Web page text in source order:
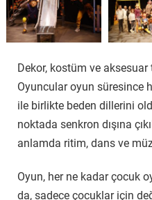
Dekor, kostüm ve aksesuar
Oyuncular oyun süresince
ile birlikte beden dillerini
noktada senkron dışına
anlamda ritim, dans ve
Oyun, her ne kadar çocuk
da, sadece çocuklar için